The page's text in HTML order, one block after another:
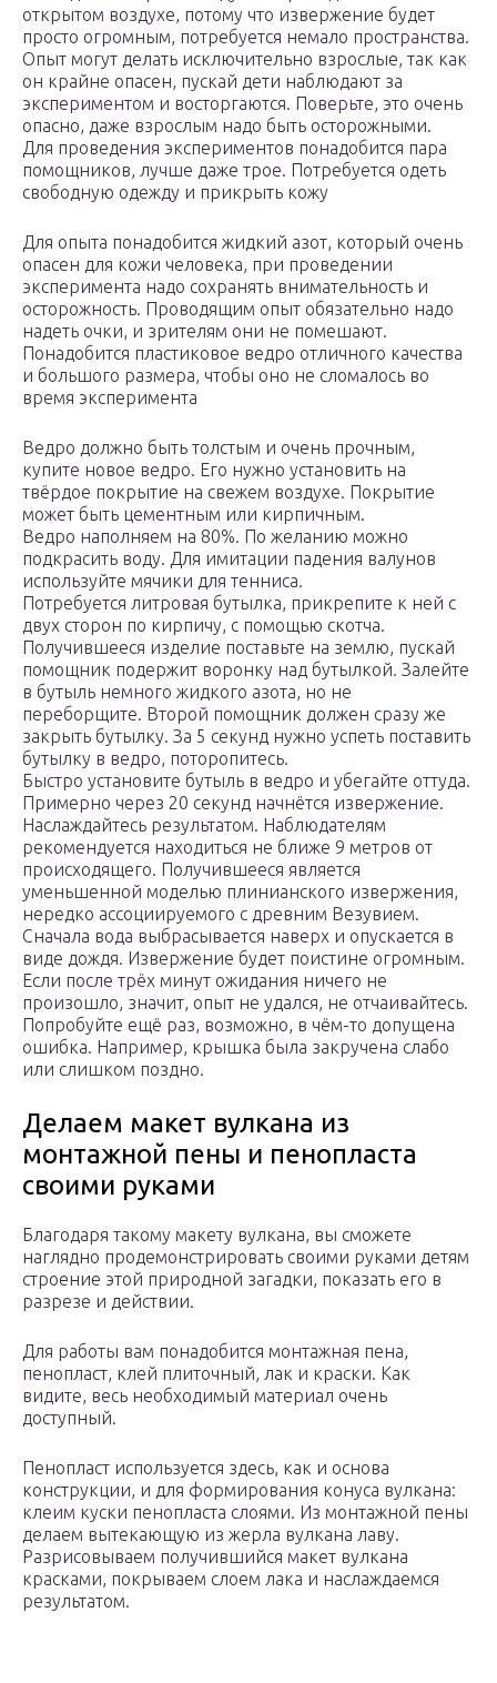
открытом воздухе, потому что извержение будет
просто огромным, потребуется немало пространства.
Опыт могут делать исключительно взрослые, так как
он крайне опасен, пускай дети наблюдают за
экспериментом и восторгаются. Поверьте, это очень
опасно, даже взрослым надо быть осторожными.
Для проведения экспериментов понадобится пара
помощников, лучше даже трое. Потребуется одеть
свободную одежду и прикрыть кожу
Для опыта понадобится жидкий азот, который очень
опасен для кожи человека, при проведении
эксперимента надо сохранять внимательность и
осторожность. Проводящим опыт обязательно надо
надеть очки, и зрителям они не помешают.
Понадобится пластиковое ведро отличного качества
и большого размера, чтобы оно не сломалось во
время эксперимента
Ведро должно быть толстым и очень прочным,
купите новое ведро. Его нужно установить на
твёрдое покрытие на свежем воздухе. Покрытие
может быть цементным или кирпичным.
Ведро наполняем на 80%. По желанию можно
подкрасить воду. Для имитации падения валунов
используйте мячики для тенниса.
Потребуется литровая бутылка, прикрепите к ней с
двух сторон по кирпичу, с помощью скотча.
Получившееся изделие поставьте на землю, пускай
помощник подержит воронку над бутылкой. Залейте
в бутыль немного жидкого азота, но не
переборщите. Второй помощник должен сразу же
закрыть бутылку. За 5 секунд нужно успеть поставить
бутылку в ведро, поторопитесь.
Быстро установите бутыль в ведро и убегайте оттуда.
Примерно через 20 секунд начнётся извержение.
Наслаждайтесь результатом. Наблюдателям
рекомендуется находиться не ближе 9 метров от
происходящего. Получившееся является
уменьшенной моделью плинианского извержения,
нередко ассоциируемого с древним Везувием.
Сначала вода выбрасывается наверх и опускается в
виде дождя. Извержение будет поистине огромным.
Если после трёх минут ожидания ничего не
произошло, значит, опыт не удался, не отчаивайтесь.
Попробуйте ещё раз, возможно, в чём-то допущена
ошибка. Например, крышка была закручена слабо
или слишком поздно.
Делаем макет вулкана из
монтажной пены и пенопласта
своими руками
Благодаря такому макету вулкана, вы сможете
наглядно продемонстрировать своими руками детям
строение этой природной загадки, показать его в
разрезе и действии.
Для работы вам понадобится монтажная пена,
пенопласт, клей плиточный, лак и краски. Как
видите, весь необходимый материал очень
доступный.
Пенопласт используется здесь, как и основа
конструкции, и для формирования конуса вулкана:
клеим куски пенопласта слоями. Из монтажной пены
делаем вытекающую из жерла вулкана лаву.
Разрисовываем получившийся макет вулкана
красками, покрываем слоем лака и наслаждаемся
результатом.